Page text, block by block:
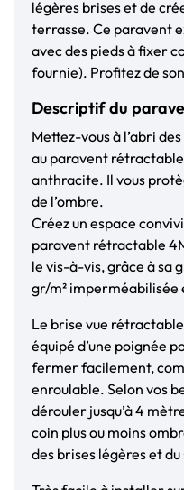
légères brises et de
terrasse. Ce paravent
avec des pieds à fixer
fournie). Profitez de
Descriptif du
Mettez-vous à l’abri
au paravent
anthracite. Il vous
de l’ombre.
Créez un espace
paravent rétractable
le vis-à-vis, grâce à sa
gr/m²
Le brise vue
équipé d’une poignée
fermer facilement,
enroulable. Selon vos
dérouler jusqu’à 4
coin plus ou moins
des brises légères et